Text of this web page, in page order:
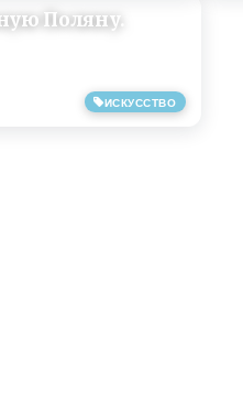
ИСКУССТВО
Поляну.